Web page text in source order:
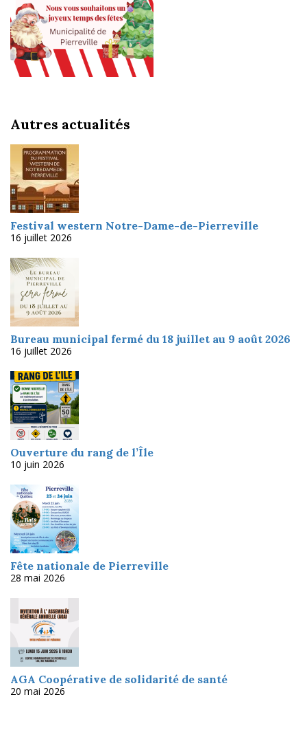
Autres actualités
Festival western Notre-Dame-de-Pierreville
16 juillet 2026
Bureau municipal fermé du 18 juillet au 9 août 2026
16 juillet 2026
Ouverture du rang de l’Île
10 juin 2026
Fête nationale de Pierreville
28 mai 2026
AGA Coopérative de solidarité de santé
20 mai 2026